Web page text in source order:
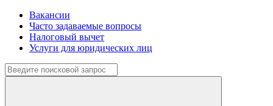
Вакансии
Часто задаваемые вопросы
Налоговый вычет
Услуги для юридических лиц